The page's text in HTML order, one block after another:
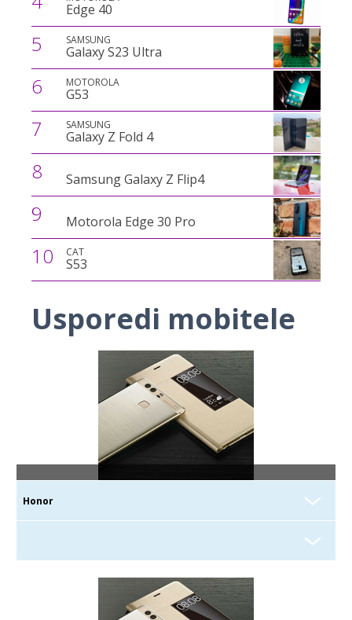
Edge 40
5 SAMSUNG
Galaxy S23 Ultra
6 MOTOROLA
G53
7 SAMSUNG
Galaxy Z Fold 4
8 Samsung Galaxy Z Flip4
9 Motorola Edge 30 Pro
10 CAT
S53
Usporedi mobitele